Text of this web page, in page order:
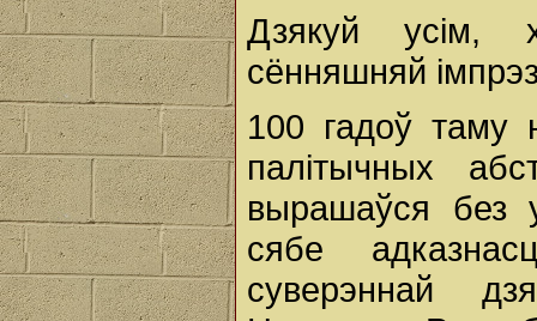
Дзякуй усім,
сённяшняй
100 гадоў таму
палітычных
вырашаўся без
сябе
суверэннай